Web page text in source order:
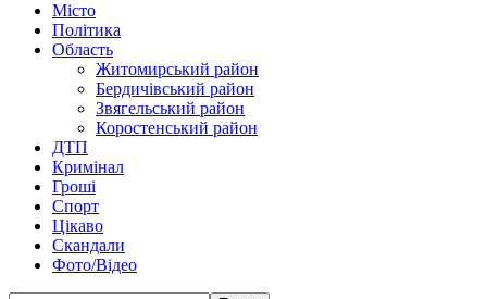
Місто
Політика
Область
Житомирський район
Бердичівський район
Звягельський район
Коростенський район
ДТП
Кримінал
Гроші
Спорт
Цікаво
Скандали
Фото/Відео